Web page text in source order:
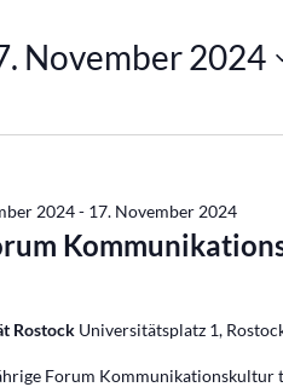
November 2024
2024- 17. November 2024
Rostock Universitätsplatz 1,
Forum Kommunikationskultur